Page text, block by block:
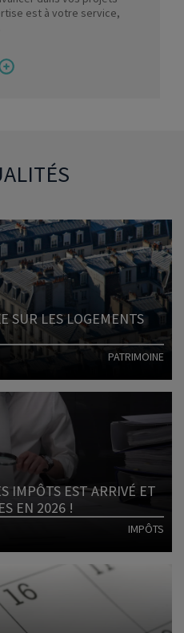
est à votre service,
SUR LES LOGEMENTS
PATRIMOINE
IMPÔTS EST ARRIVÉ ET
EN 2026 !
IMPÔTS
Lire l'article